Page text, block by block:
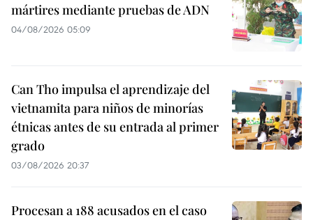
mártires mediante pruebas de ADN
04/08/2026 05:09
Can Tho impulsa el aprendizaje del
vietnamita para niños de minorías
étnicas antes de su entrada al primer
grado
03/08/2026 20:37
Procesan a 188 acusados en el caso